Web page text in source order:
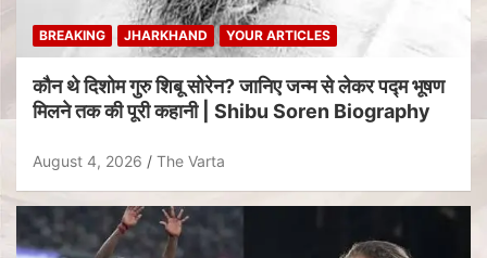
BREAKING JHARKHAND YOUR ARTICLES
कौन थे दिशोम गुरु शिबू सोरेन? जानिए जन्म से लेकर पद्म भूषण
मिलने तक की पूरी कहानी | Shibu Soren Biography
August 4, 2026 The Varta